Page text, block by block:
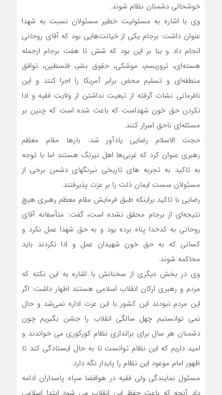
خوشحالی دشمنان نظام شوند.
وی با اشاره به مسئولیت خطیر مسئولان نسبت به شهدا
عنوان داشت: برجام یکی از خیانت‌هایی بود که آقای روحانی
انجام داد و بنا بر این بود که شش تا هفت برجام ازجمله
هسته‌ای، تروریسم، موشکی، حقوق بشر، فلسطین، توافق
منطقه‌ای و تسلیم محض برابر آمریکا را اجرا کنند و این
نافرمانی نشات گرفته از تبعیت نداشتن از ولایت فقیه و ادا
نکردن حق خون شهداست که باعث شده است که چنین بر
مسئله‌ای ناحق اسرار کنند.
حجت الاسلام رضایی یادآور شد: بارها مقام معظم
رهبری عنوان کرد که غربی‌ها اهل نیرنگ هستند اما با توجه
به تاکید به تجربه های تاریخی نیرنگهای دشمن برخی از
مسئولان سست ایمان ذلت را بر عزت پذیرفتند.
رضایی با تاکید براینکه طبق فرمایش مقام معظم رهبری هیچ
نتیجه‌ای از برجام محقق نشده است، گفت: متأسفانه آقای
روحانی به کدخدا پناه برده بود و به حق شهدا عمل نکرد و
کسانی که به حق خون شهیدان عمل و ادا نکردند باید
محاکمه شوند.
وی در بخش دیگری از سخنانش با اشاره به این نکته که
مردم و رهبری ارکان انقلاب اسلامی هستند اظهار داشت: اگر
این مردم نبودند این کشور با این عزت‌ اداره نمی‌شد و حال
نمی توانستیم چهل سالگی انقلاب را جشن بگیریم چون
دشمنان هر سال برای براندازی نظام کورکوری می خواندند و
امید داریم که این نظام توانست تا به حال ایستادگی کند تا
ظهور امام موعود این نظام را پایدار نگه دارد.
مسئول نمایندگی ولی فقیه در هوافضا سپاه پاسداران ادامه‌